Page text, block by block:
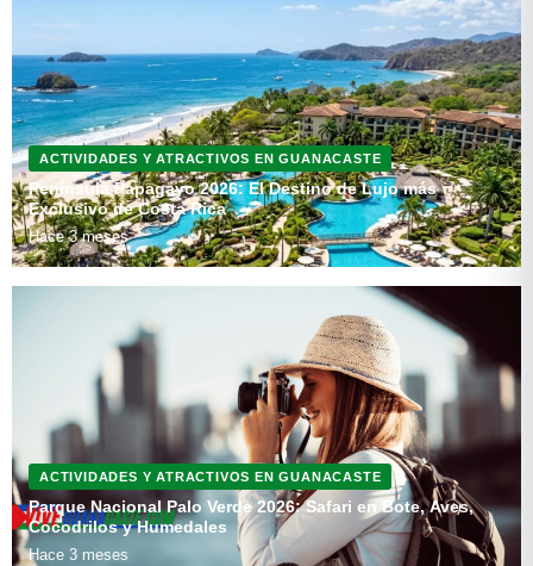
ACTIVIDADES Y ATRACTIVOS EN GUANACASTE
Península Papagayo 2026: El Destino de Lujo más
Exclusivo de Costa Rica
Hace 3 meses
ACTIVIDADES Y ATRACTIVOS EN GUANACASTE
Parque Nacional Palo Verde 2026: Safari en Bote, Aves,
Cocodrilos y Humedales
Hace 3 meses